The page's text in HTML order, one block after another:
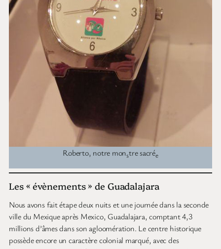
Roberto, notre monstre sacrée
Les « évènements » de Guadalajara
Nous avons fait étape deux nuits et une journée dans la seconde
ville du Mexique après Mexico, Guadalajara, comptant 4,3
millions d’âmes dans son agloomération. Le centre historique
possède encore un caractère colonial marqué, avec des